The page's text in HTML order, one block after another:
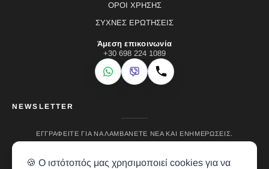
ΟΡΟΙ ΧΡΗΣΗΣ
ΣΥΧΝΕΣ ΕΡΩΤΗΣΕΙΣ
Άμεση επικοινωνία
+30 698 224 1089
WhatsApp
Viber Κλήση
NEWSLETTER
ΕΓΓΡΑΦΕΊΤΕ ΓΙΑ ΝΑ ΛΑΜΒΆΝΕΤΕ ΝΈΑ ΚΑΙ ΕΝΗΜΕΡΏΣΕΙΣ.
🍪 Ο ιστότοπός μας χρησιμοποιεί cookies για να